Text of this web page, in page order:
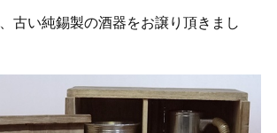
古い純錫製の酒器をお譲り頂きまし